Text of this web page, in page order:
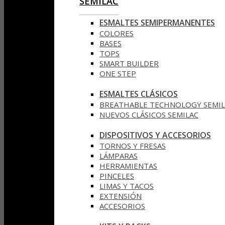
ESMALTES SEMIPERMANENTES
COLORES
BASES
TOPS
SMART BUILDER
ONE STEP
ESMALTES CLÁSICOS
BREATHABLE TECHNOLOGY
NUEVOS CLÁSICOS SEMILAC
DISPOSITIVOS Y ACCESORIOS
TORNOS Y FRESAS
LÁMPARAS
HERRAMIENTAS
PINCELES
LIMAS Y TACOS
EXTENSIÓN
ACCESORIOS